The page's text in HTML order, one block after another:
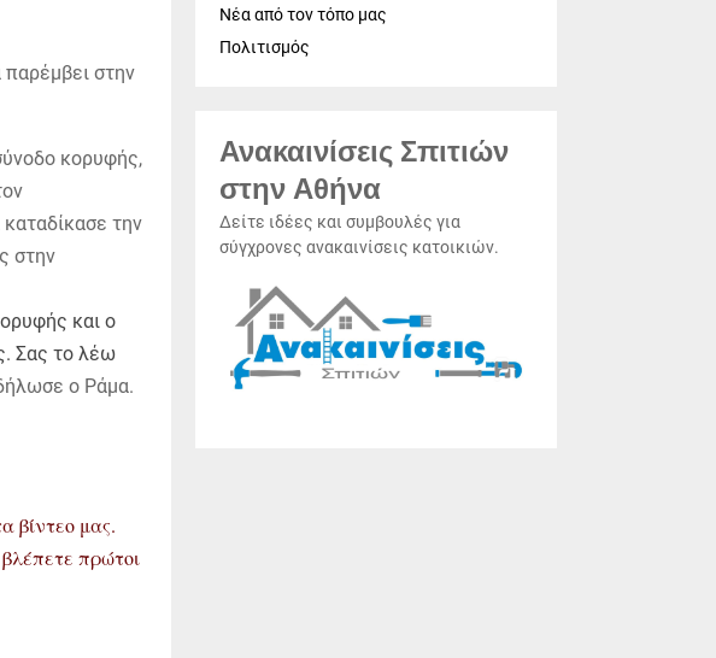
στην
κορυφής,
την
στην
και ο
Σας το λέω
ο Ράμα.
βίντεο μας.
πρώτοι
Νέα από τον τόπο μας
Πολιτισμός
Ανακαινίσεις Σπιτιών
στην Αθήνα
Δείτε ιδέες και συμβουλές για
σύγχρονες ανακαινίσεις κατοικιών.